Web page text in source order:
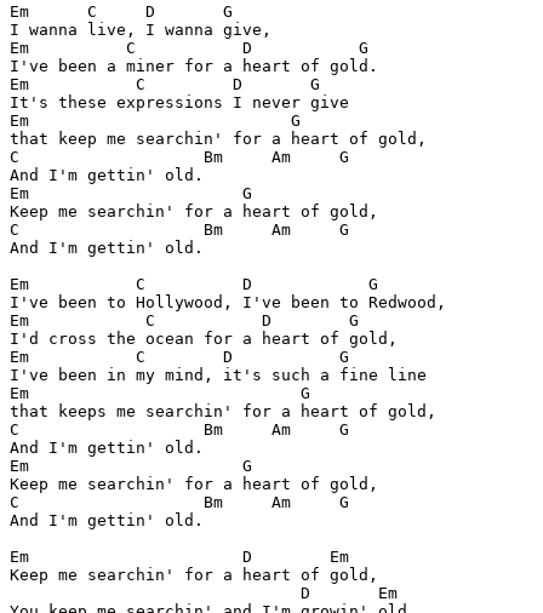
Em      C     D       G
I wanna live, I wanna give,
Em          C           D           G
I've been a miner for a heart of gold.
Em           C         D       G
It's these expressions I never give
Em                           G
that keep me searchin' for a heart of gold,
C                   Bm     Am     G
And I'm gettin' old.
Em                      G
Keep me searchin' for a heart of gold,
C                   Bm     Am     G
And I'm gettin' old.
Em           C          D            G
I've been to Hollywood, I've been to Redwood,
Em            C           D        G
I'd cross the ocean for a heart of gold,
Em           C        D           G
I've been in my mind, it's such a fine line
Em                            G
that keeps me searchin' for a heart of gold,
C                   Bm     Am     G
And I'm gettin' old.
Em                      G
Keep me searchin' for a heart of gold,
C                   Bm     Am     G
And I'm gettin' old.
Em                      D        Em
Keep me searchin' for a heart of gold,
                              D       Em